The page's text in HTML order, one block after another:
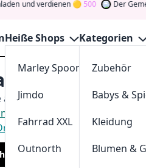
verdienen 500 Der
Heiße Shops
Marley Spoon
Jimdo
Fahrrad XXL
Outnorth
Kategorien
Zubehör
Babys &
Kleidung
Blumen &
Gutscheine
aufGutscheinJagenfür die
und verdienen Sie
Sie den Glückskleeund
wordans.de